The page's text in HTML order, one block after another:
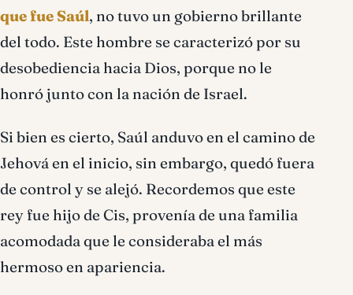
que fue Saúl, no tuvo un gobierno brillante
del todo. Este hombre se caracterizó por su
desobediencia hacia Dios, porque no le
honró junto con la nación de Israel.
Si bien es cierto, Saúl anduvo en el camino de
Jehová en el inicio, sin embargo, quedó fuera
de control y se alejó. Recordemos que este
rey fue hijo de Cis, provenía de una familia
acomodada que le consideraba el más
hermoso en apariencia.